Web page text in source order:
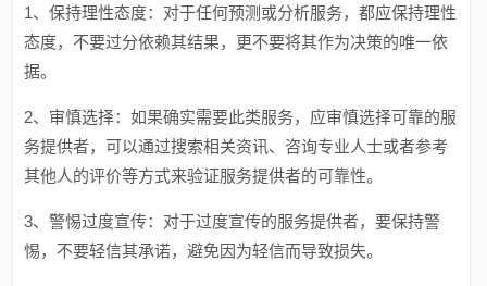
1、保持理性态度：对于任何预测或分析服务，都应保持理性
态度，不要过分依赖其结果，更不要将其作为决策的唯一依
据。
2、审慎选择：如果确实需要此类服务，应审慎选择可靠的服
务提供者，可以通过搜索相关资讯、咨询专业人士或者参考
其他人的评价等方式来验证服务提供者的可靠性。
3、警惕过度宣传：对于过度宣传的服务提供者，要保持警
惕，不要轻信其承诺，避免因为轻信而导致损失。